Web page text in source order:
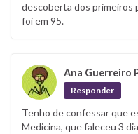
descoberta dos primeiros
foi em 95.
Ana Guerreiro
Responder
Tenho de confessar que
Medicina, que faleceu 3